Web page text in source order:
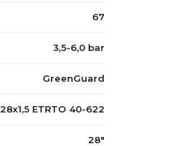
67
3,5-6,0 bar
GreenGuard
28x1,5 ETRTO 40-622
28"